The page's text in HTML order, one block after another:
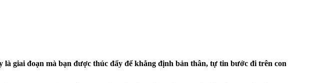
giai đoạn mà bạn được thúc đẩy để khẳng định bản thân, tự tin bước đi trên con